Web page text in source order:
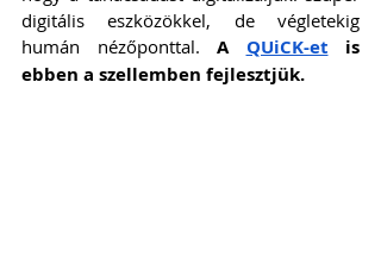
digitális eszközökkel, de végletekig
humán nézőponttal. A QUiCK-et is
ebben a szellemben fejlesztjük.